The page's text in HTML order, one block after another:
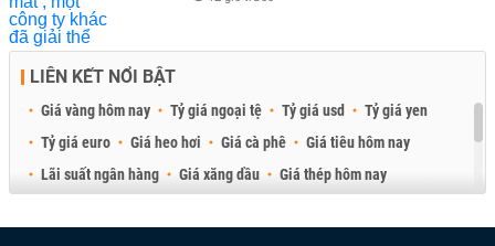
LIÊN KẾT NỔI BẬT
Giá vàng hôm nay Tỷ giá ngoại tệ Tỷ giá usd
Tỷ giá yen
Tỷ giá euro
Giá heo hơi Giá cà phê
Giá tiêu hôm nay
Lãi suất ngân hàng
Giá xăng dầu
Giá thép hôm nay